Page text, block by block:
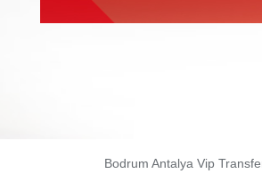
Bodrum Antalya Vip